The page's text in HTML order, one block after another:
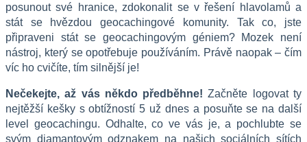
posunout své hranice, zdokonalit se v řešení hlavolamů a
stát se hvězdou geocachingové komunity. Tak co, jste
připraveni stát se geocachingovým géniem? Mozek není
nástroj, který se opotřebuje používáním. Právě naopak – čím
víc ho cvičíte, tím silnější je!
Nečekejte, až vás někdo předběhne! Začněte logovat ty
nejtěžší kešky s obtížností 5 už dnes a posuňte se na další
level geocachingu. Odhalte, co ve vás je, a pochlubte se